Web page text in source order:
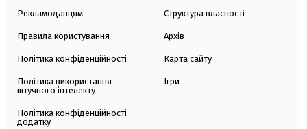
Рекламодавцям
Правила користування
Політика конфіденційності
Політика використання
штучного інтелекту
Політика конфіденційності
додатку
Структура власності
Архів
Карта сайту
Ігри